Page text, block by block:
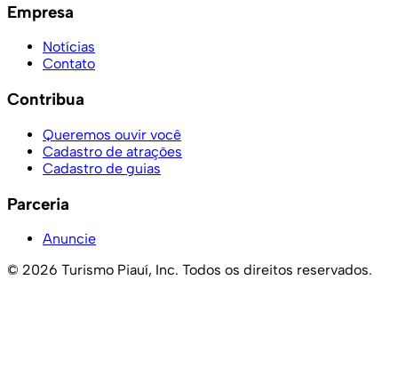
Empresa
Notícias
Contato
Contribua
Queremos ouvir você
Cadastro de atrações
Cadastro de guias
Parceria
Anuncie
© 2026 Turismo Piauí, Inc. Todos os direitos reservados.